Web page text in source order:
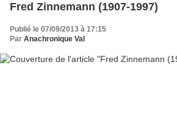
Fred Zinnemann (1907-1997)
Publié le 07/09/2013 à 17:15
Par Anachronique Val